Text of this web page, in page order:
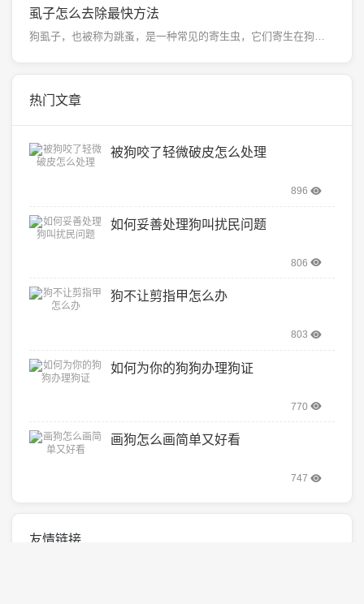
虱子怎么去除最快方法
狗虱子，也被称为跳蚤，是一种常见的寄生虫，它们寄生在狗的毛发中，给宠物和主人带来痛苦,以下是一些快速...
热门文章
被狗咬了轻微破皮怎么处理
896
如何妥善处理狗叫扰民问题
806
狗不让剪指甲怎么办
803
如何为你的狗狗办理狗证
770
画狗怎么画简单又好看
747
友情链接